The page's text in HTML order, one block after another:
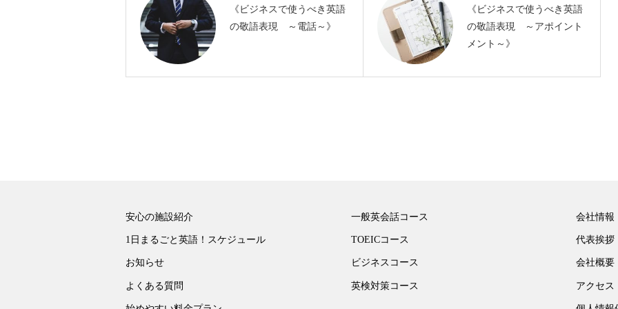
《ビジネスで使うべき英語
の敬語表現 ～電話～》
《ビジネスで使うべき英語
の敬語表現 ～アポイント
メント～》
安心の施設紹介
1日まるごと英語！スケジュール
お知らせ
よくある質問
一般英会話コース
TOEICコース
ビジネスコース
英検対策コース
会社情報
代表挨拶
会社概要
アクセス